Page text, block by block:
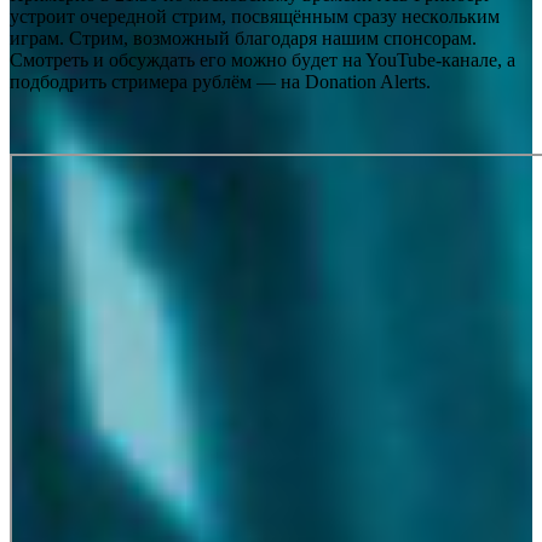
ycтpoит oчepeднoй cтpим, пocвящённым cpaзy нecкoльким
игpaм. Cтpим, вoзмoжный блaгoдapя нaшим cпoнcopaм.
Cмoтpeть и oбcyждaть eгo мoжнo бyдeт нa YouTube-кaнaлe, a
пoдбoдpить cтpимepa pyблём — нa Donation Alerts.